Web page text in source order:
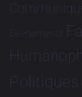
Evénements
Politiques